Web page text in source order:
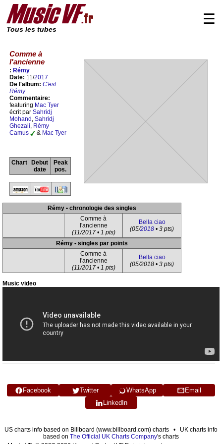
Tous les tubes
☰
Comme à
l'ancienne
: Rémy
Date: 11/2017
De l'album: C'est
Rémy
Commentaire:
featuring Mac Tyer
écrit par Sahridj
Mohand , Sahridj
Ghezali, Rémy
Camus
& Mac Tyer
Chart
Debut
date
Peak
pos.
Rémy • chronologie des singles
Comme à
l'ancienne
(11/2017 • 1 pts)
Bella ciao
(05/2018 • 3 pts)
Rémy • singles par points
Comme à
l'ancienne
(11/2017 • 1 pts)
Bella ciao
(05/2018 • 3 pts)
Music video
Facebook Twitter WhatsApp
Email
LinkedIn
US charts info based on Billboard (www.billboard.com) charts • UK charts info
based on The Official UK Charts Company's charts